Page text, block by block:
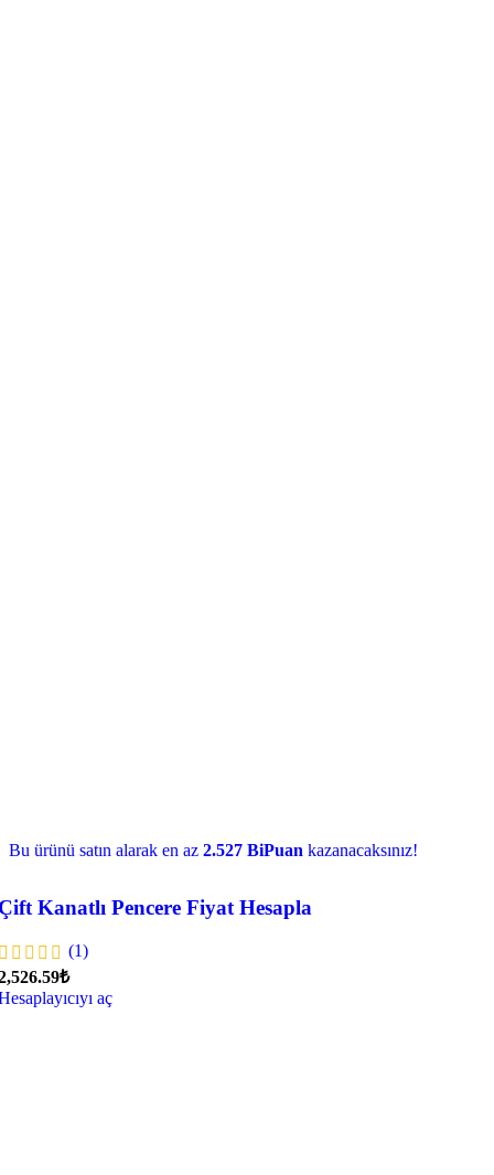
Bu ürünü satın alarak en az 2.527 BiPuan kazanacaksınız!
Kanatlı Pencere Fiyat Hesapla
(1)
aç